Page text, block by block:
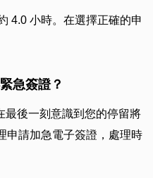
4.0 小時。在選擇正確的申
急簽證？
最後一刻意識到您的停留將
申請加急電子簽證，處理時